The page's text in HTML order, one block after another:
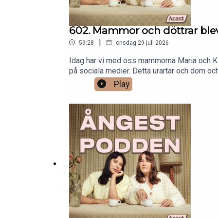
602. Mammor och döttrar
59:28 | onsdag 29 juli 2026
Idag har vi med oss mammorna Maria och
på sociala medier. Detta urartar och dom
väl skickar hotfulla och pornografiska
mammor, alla bosatta i Alingsås, har fått
övervakad av någon som man inte vet
känner till. Programledare: Ida
ÅngestpoddenTikTok:
angestpodden@ingetfilter.seBehöver du
Play